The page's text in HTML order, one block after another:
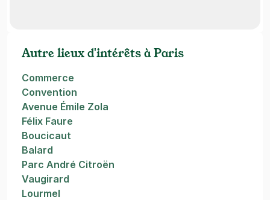
Autre lieux d'intérêts à Paris
Commerce
Convention
Avenue Émile Zola
Félix Faure
Boucicaut
Balard
Parc André Citroën
Vaugirard
Lourmel